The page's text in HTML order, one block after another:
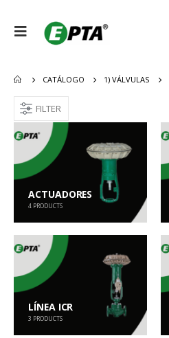
CATÁLOGO 1) VÁLVULAS
FILTER
ACTUADORES
4 PRODUCTS
LÍNEA ICR
3 PRODUCTS